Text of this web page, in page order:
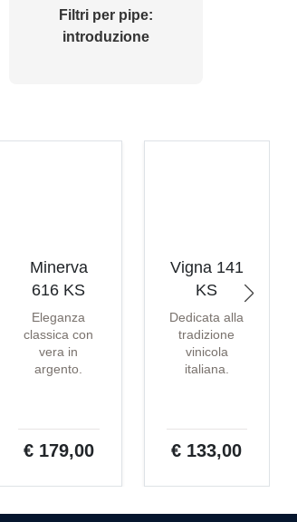
Filtri per pipe:
introduzione
Minerva
616 KS
Eleganza
classica con
vera in
argento.
€ 179,00
Vigna 141
KS
Dedicata alla
tradizione
vinicola
italiana.
€ 133,00